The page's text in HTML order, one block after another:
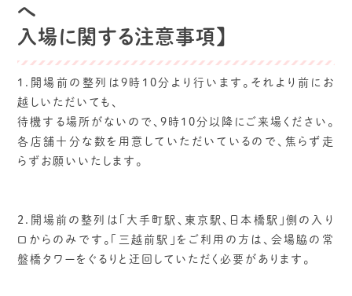
へ
入場に関する注意事項】
1.開場前の整列は9時10分より行います。それより前にお
越しいただいても、
待機する場所がないので、9時10分以降にご来場ください。
各店舗十分な数を用意していただいているので、焦らず走
らずお願いいたします。
2.開場前の整列は「大手町駅、東京駅、日本橋駅」側の入り
口からのみです。「三越前駅」をご利用の方は、会場脇の常
盤橋タワーをぐるりと迂回していただく必要があります。